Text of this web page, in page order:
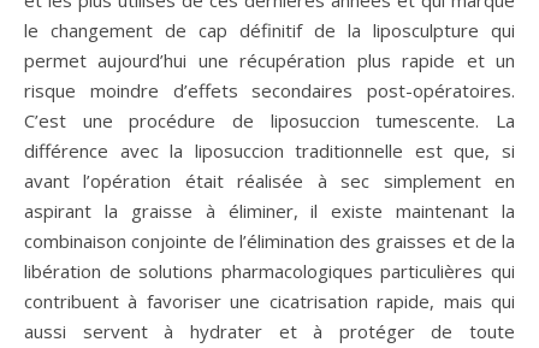
le changement de cap définitif de la liposculpture qui
permet aujourd’hui une récupération plus rapide et un
risque moindre d’effets secondaires post-opératoires.
C’est une procédure de liposuccion tumescente. La
différence avec la liposuccion traditionnelle est que, si
avant l’opération était réalisée à sec simplement en
aspirant la graisse à éliminer, il existe maintenant la
combinaison conjointe de l’élimination des graisses et de la
libération de solutions pharmacologiques particulières qui
contribuent à favoriser une cicatrisation rapide, mais qui
aussi servent à hydrater et à protéger de toute